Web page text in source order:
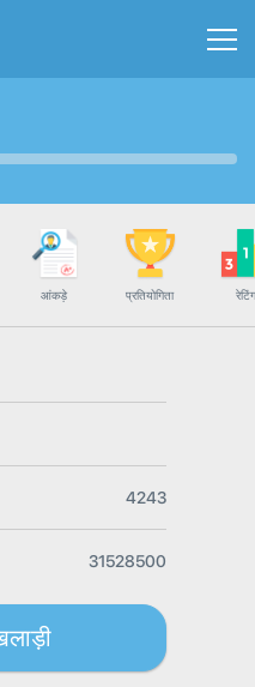
आंकड़े प्रतियोगिता रेटिंग
4243
31528500